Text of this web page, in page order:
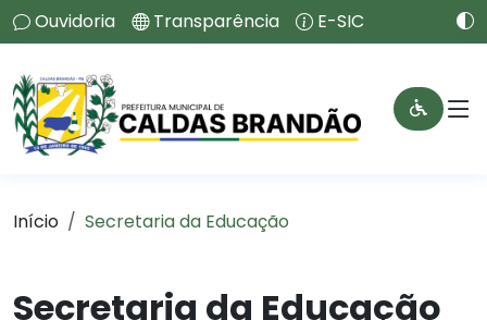
Ouvidoria Transparência E-SIC
Início Secretaria da Educação
Secretaria da Educação